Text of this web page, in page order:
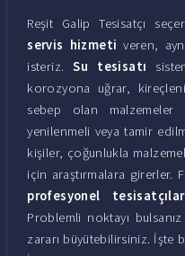
Reşit Galip Tesisatçı
servis hizmeti veren,
isteriz.Su tesisatı
korozyona uğrar,
sebep olan
yenilenmeli veya tamir
kişiler, çoğunlukla
için araştırmalara girerler.
profesyonel tesisatçılar
Problemli noktayı
zararı büyütebilirsiniz. İşte